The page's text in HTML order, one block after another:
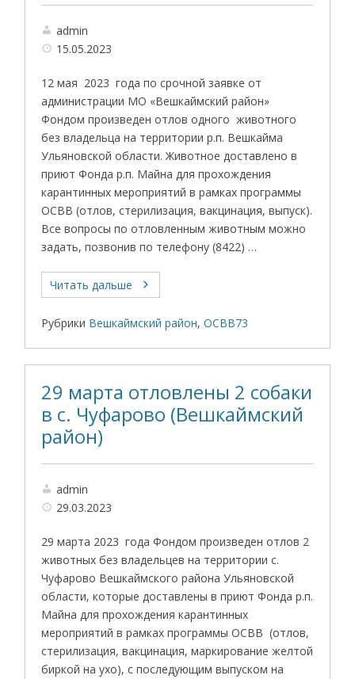
admin
15.05.2023
12 мая 2023 года по срочной заявке от
администрации МО «Вешкаймский район»
Фондом произведен отлов одного животного
без владельца на территории р.п. Вешкайма
Ульяновской области. Животное доставлено в
приют Фонда р.п. Майна для прохождения
карантинных мероприятий в рамках программы
ОСВВ (отлов, стерилизация, вакцинация, выпуск).
Все вопросы по отловленным животным можно
задать, позвонив по телефону (8422) …
Читать дальше
Рубрики Вешкаймский район,ОСВВ73
29 марта отловлены 2 собаки
в с. Чуфарово (Вешкаймский
район)
admin
29.03.2023
29 марта 2023 года Фондом произведен отлов 2
животных без владельцев на территории с.
Чуфарово Вешкаймского района Ульяновской
области, которые доставлены в приют Фонда р.п.
Майна для прохождения карантинных
мероприятий в рамках программы ОСВВ (отлов,
стерилизация, вакцинация, маркирование желтой
биркой на ухо), с последующим выпуском на